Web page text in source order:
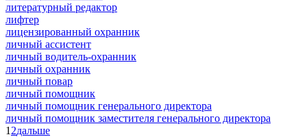
литературный редактор
лифтер
лицензированный охранник
личный ассистент
личный водитель-охранник
личный охранник
личный повар
личный помощник
личный помощник генерального директора
личный помощник заместителя генерального директора
1 2дальше